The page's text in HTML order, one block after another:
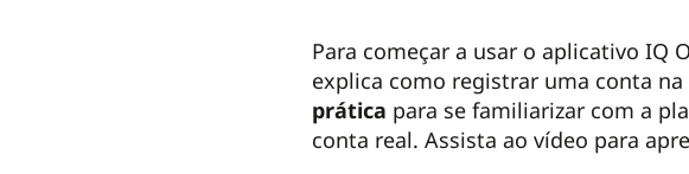
Para começar a usar o aplicativo IQ
explica como registrar uma conta
prática para se familiarizar com a
conta real. Assista ao vídeo para